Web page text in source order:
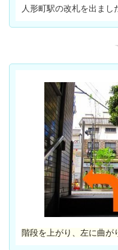
人形町駅の改札を出まし
階段を上がり、左に曲が